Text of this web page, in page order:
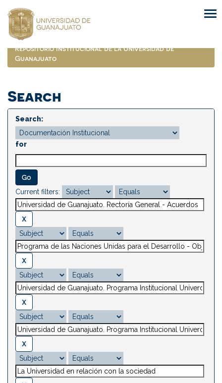
navigation
Repositorio Institucional de la Universidad de
Guanajuato
Search
Search:
for
Current filters: